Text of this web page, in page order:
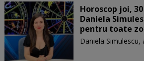
Horoscop joi,
Daniela
pentru toate
Daniela Simulescu,